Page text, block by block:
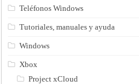
Teléfonos Windows
Tutoriales, manuales y ayuda
Windows
Xbox
Project xCloud